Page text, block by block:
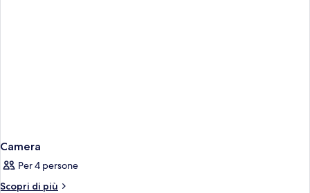
Camera
Per 4 persone
Scopri di più
Altri